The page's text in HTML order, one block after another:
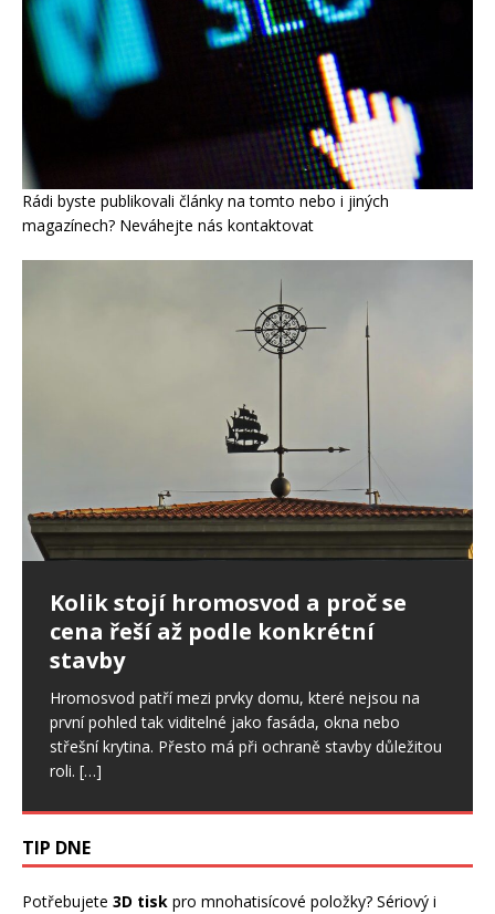
Rádi byste publikovali články na tomto nebo i jiných
magazínech? Neváhejte nás kontaktovat
Kolik stojí hromosvod a proč se
cena řeší až podle konkrétní
stavby
Hromosvod patří mezi prvky domu, které nejsou na
první pohled tak viditelné jako fasáda, okna nebo
střešní krytina. Přesto má při ochraně stavby důležitou
roli. […]
Ptáci ve fasádě: jak postupovat,
když poškodí zateplení domu
Drobné otvory ve fasádě se snadno přehlédnou. U
většího problému. Ptáci dokážou narušit omítku,
výztužnou vrstvu i samotnou izolaci.[…]
Nepřítel stres: Ovlivňuje i spánek,
svaly či zdraví ústní dutiny
Stres je sice běžnou součástí našich životů a v určité
míře je pro nás důležitý. Pokud však trvá dlouhodobě,
začíná ovlivňovat celý organismus, a to[…]
TIP DNE
Potřebujete 3D tisk pro mnohatisícové položky? Sériový i